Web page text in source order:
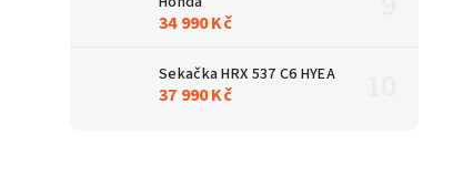
34 990 Kč
Sekačka HRX 537 C6 HYEA
37 990 Kč